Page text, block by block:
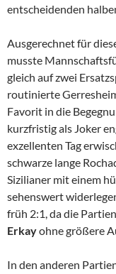
entscheidenden
Ausgerechnet für
musste
gleich auf zwei
routinierte
Favorit in die
kurzfristig als Joker
exzellenten Tag
schwarze lange
Sizilianer mit einem
sehenswert
früh 2:1, da die
Erkayohne größere
In den anderen